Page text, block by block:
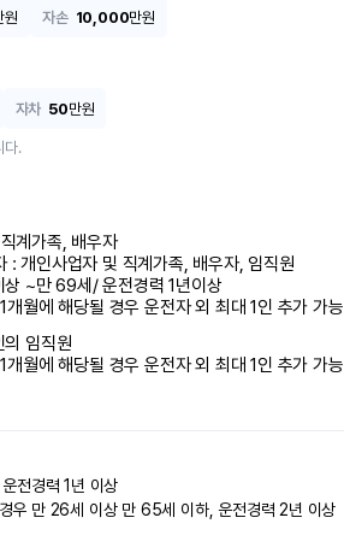
원 자손 10,000만원
자차 50만원
다.
계가족, 배우자
: 개인사업자 및 직계가족, 배우자, 임직원
상 ~만 69세/ 운전경력 1년이상
개월에 해당될 경우 운전자 외 최대 1인 추가 가능
의 임직원
개월에 해당될 경우 운전자 외 최대 1인 추가 가능
전경력 1년 이상
우 만 26세 이상 만 65세 이하, 운전경력 2년 이상